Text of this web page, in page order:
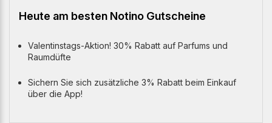
Heute am besten Notino Gutscheine
Valentinstags-Aktion! 30% Rabatt auf Parfums und
Raumdüfte
Sichern Sie sich zusätzliche 3% Rabatt beim Einkauf
über die App!